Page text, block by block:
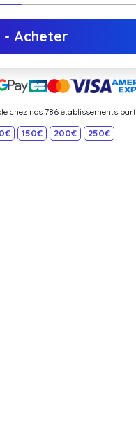
- Acheter
chez nos 786 établissements
150€ 200€ 250€